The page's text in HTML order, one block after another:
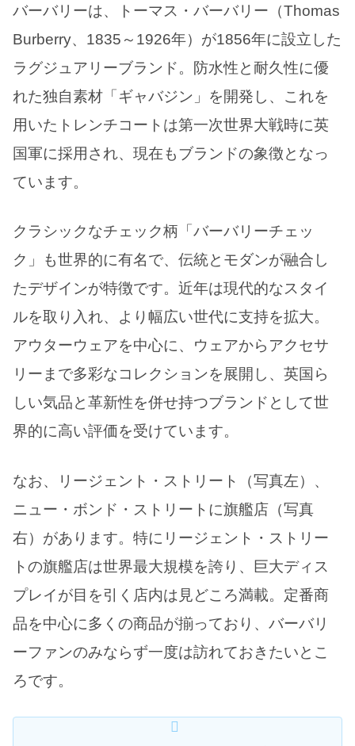
バーバリーは、トーマス・バーバリー（Thomas
Burberry、1835～1926年）が1856年に設立した
ラグジュアリーブランド。防水性と耐久性に優
れた独自素材「ギャバジン」を開発し、これを
用いたトレンチコートは第一次世界大戦時に英
国軍に採用され、現在もブランドの象徴となっ
ています。
クラシックなチェック柄「バーバリーチェッ
ク」も世界的に有名で、伝統とモダンが融合し
たデザインが特徴です。近年は現代的なスタイ
ルを取り入れ、より幅広い世代に支持を拡大。
アウターウェアを中心に、ウェアからアクセサ
リーまで多彩なコレクションを展開し、英国ら
しい気品と革新性を併せ持つブランドとして世
界的に高い評価を受けています。
なお、リージェント・ストリート（写真左）、
ニュー・ボンド・ストリートに旗艦店（写真
右）があります。特にリージェント・ストリー
トの旗艦店は世界最大規模を誇り、巨大ディス
プレイが目を引く店内は見どころ満載。定番商
品を中心に多くの商品が揃っており、バーバリ
ーファンのみならず一度は訪れておきたいとこ
ろです。